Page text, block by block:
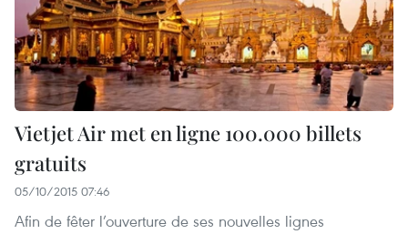
Vietjet Air met en ligne 100.000 billets
gratuits
05/10/2015 07:46
Afin de fêter l’ouverture de ses nouvelles lignes